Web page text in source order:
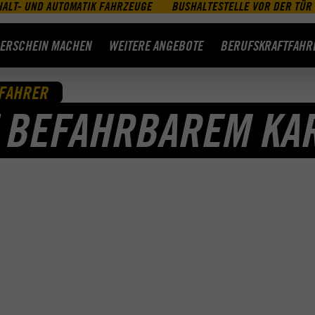
UND AUTOMATIK FAHRZEUGE BUSHALTESTELLE VOR DER TÜR
MACHEN WEITERE ANGEBOTE